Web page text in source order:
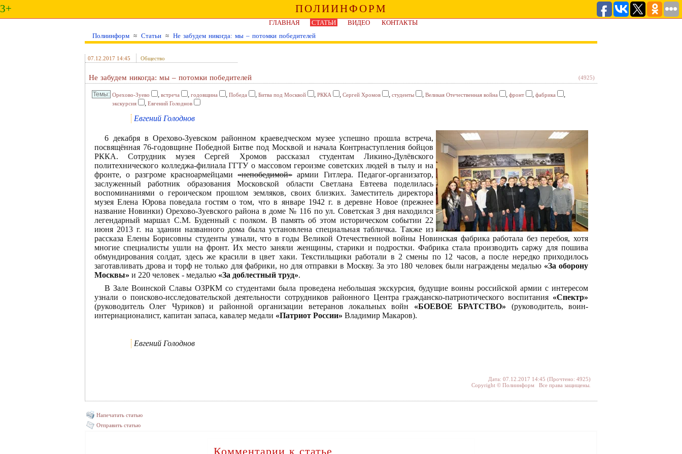
3+ ПОЛИИНФОРМ
ГЛАВНАЯ СТАТЬИ ВИДЕО
КОНТАКТЫ
Полиинформ ≈ Статьи ≈ Не забудем никогда: мы – потомки победителей
07.12.2017 14:45 Общество
Не забудем никогда: мы – потомки победителей (4925)
Орехово-Зуево , встреча , годовщина , Победа , Битва под Москвой , РККА , Сергей Хромов , студенты , Великая Отечественная война , фронт , фабрика ,
экскурсия , Евгений Голоднов
Евгений Голоднов
6 декабря в Орехово-Зуевском районном краеведческом музее успешно прошла встреча,
посвящённая 76-годовщине Победной Битве под Москвой и начала Контрнаступления бойцов
РККА. Сотрудник музея Сергей Хромов рассказал студентам Ликино-Дулёвского
политехнического колледжа-филиала ГГТУ о массовом героизме советских людей в тылу и на
фронте, о разгроме красноармейцами«непобедимой»армии Гитлера. Педагог-организатор,
заслуженный работник образования Московской области Светлана Евтеева поделилась
воспоминаниями о героическом прошлом земляков, своих близких. Заместитель директора
музея Елена Юрова поведала гостям о том, что в январе 1942 г. в деревне Новое (прежнее
название Новинки) Орехово-Зуевского района в доме № 116 по ул. Советская 3 дня находился
легендарный маршал С.М. Буденный с полком. В память об этом историческом событии 22
июня 2013 г. на здании названного дома была установлена специальная табличка. Также из
рассказа Елены Борисовны студенты узнали, что в годы Великой Отечественной войны Новинская фабрика работала без перебоя, хотя
многие специалисты ушли на фронт. Их место заняли женщины, старики и подростки. Фабрика стала производить саржу для пошива
обмундирования солдат, здесь же красили в цвет хаки. Текстильщики работали в 2 смены по 12 часов, а после нередко приходилось
заготавливать дрова и торф не только для фабрики, но для отправки в Москву. За это 180 человек были награждены медалью «За оборону
Москвы» и 220 человек - медалью «За доблестный труд».
В Зале Воинской Славы ОЗРКМ со студентами была проведена небольшая экскурсия, будущие воины российской армии с интересом
узнали о поисково-исследовательской деятельности сотрудников районного Центра гражданско-патриотического воспитания «Спектр»
(руководитель Олег Чуриков) и районной организации ветеранов локальных войн «БОЕВОЕ БРАТСТВО» (руководитель, воин-
интернационалист, капитан запаса, кавалер медали «Патриот России» Владимир Макаров).
Евгений Голоднов
Дата: 07.12.2017 14:45 (Прочтено: 4925)
Copyright © Полиинформ Все права защищены.
Напечатать статью
Отправить статью
Комментарии к статье